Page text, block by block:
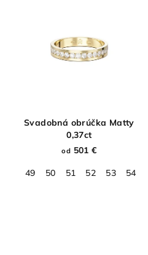
56 57 58 59 60 61
Svadobná obrúčka Matty
0,37ct
od 501 €
49 50 51 52 53 54